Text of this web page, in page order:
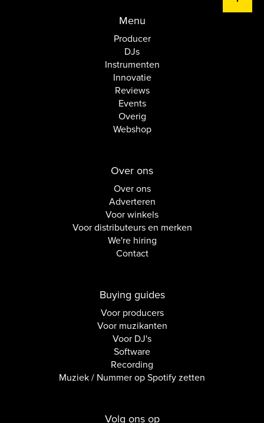
Menu
Producer
DJs
Instrumenten
Innovatie
Reviews
Events
Overig
Webshop
Over ons
Over ons
Adverteren
Voor winkels
Voor distributeurs en merken
We're hiring
Contact
Buying guides
Voor producers
Voor muzikanten
Voor DJ's
Software
Recording
Muziek / Nummer op Spotify zetten
Volg ons op